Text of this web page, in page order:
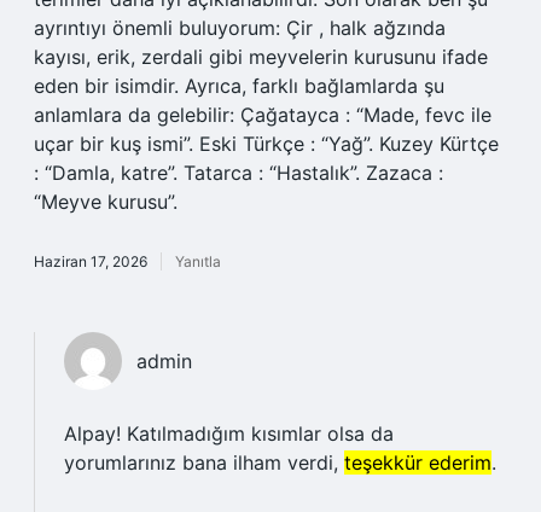
ayrıntıyı önemli buluyorum: Çir , halk ağzında
kayısı, erik, zerdali gibi meyvelerin kurusunu ifade
eden bir isimdir. Ayrıca, farklı bağlamlarda şu
anlamlara da gelebilir: Çağatayca : “Made, fevc ile
uçar bir kuş ismi”. Eski Türkçe : “Yağ”. Kuzey Kürtçe
: “Damla, katre”. Tatarca : “Hastalık”. Zazaca :
“Meyve kurusu”.
Haziran 17, 2026 Yanıtla
admin
Alpay! Katılmadığım kısımlar olsa da
yorumlarınız bana ilham verdi, teşekkür ederim.